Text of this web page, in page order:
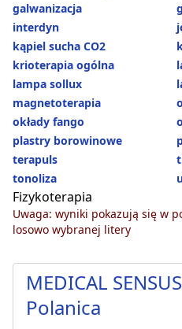
galwanizacja
interdyn
kąpiel sucha CO2
krioterapia ogólna
lampa sollux
magnetoterapia
okłady fango
plastry borowinowe
terapuls
tonoliza
Fizykoterapia
Uwaga: wyniki pokazują się w
losowo wybranej litery
MEDICAL
Polanica